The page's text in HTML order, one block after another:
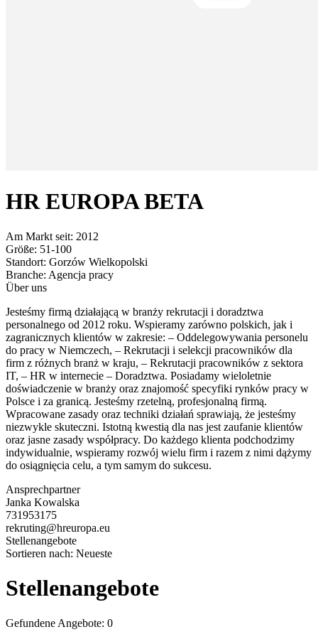
HR EUROPA BETA
Am Markt seit: 2012
Größe: 51-100
Standort: Gorzów Wielkopolski
Branche: Agencja pracy
Über uns
Jesteśmy firmą działającą w branży rekrutacji i doradztwa
personalnego od 2012 roku. Wspieramy zarówno polskich, jak i
zagranicznych klientów w zakresie: – Oddelegowywania personelu
do pracy w Niemczech, – Rekrutacji i selekcji pracowników dla
firm z różnych branż w kraju, – Rekrutacji pracowników z sektora
IT, – HR w internecie – Doradztwa. Posiadamy wieloletnie
doświadczenie w branży oraz znajomość specyfiki rynków pracy w
Polsce i za granicą. Jesteśmy rzetelną, profesjonalną firmą.
Wpracowane zasady oraz techniki działań sprawiają, że jesteśmy
niezwykle skuteczni. Istotną kwestią dla nas jest zaufanie klientów
oraz jasne zasady współpracy. Do każdego klienta podchodzimy
indywidualnie, wspieramy rozwój wielu firm i razem z nimi dążymy
do osiągnięcia celu, a tym samym do sukcesu.
Ansprechpartner
Janka Kowalska
731953175
rekruting@hreuropa.eu
Stellenangebote
Sortieren nach: Neueste
Stellenangebote
Gefundene Angebote: 0